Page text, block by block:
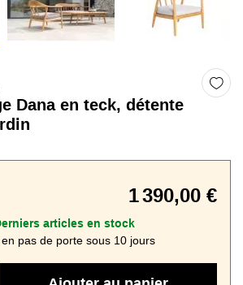
Dana en teck, détente
1 390,00 €
articles en stock
pas de porte sous 10 jours